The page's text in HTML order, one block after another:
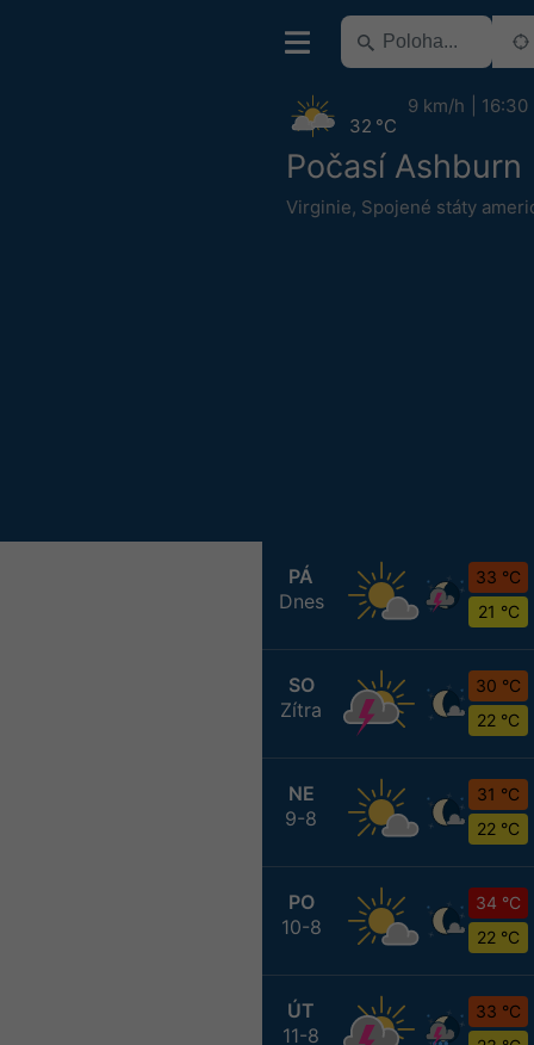
Počasí Ashburn
Virginie, Spojené státy
32 °C
9 km/h 16:30
PÁ
Dnes
33 °C
21 °C
SO
Zítra
30 °C
22 °C
NE
9-8
31 °C
22 °C
PO
10-8
34 °C
22 °C
ÚT
11-8
33 °C